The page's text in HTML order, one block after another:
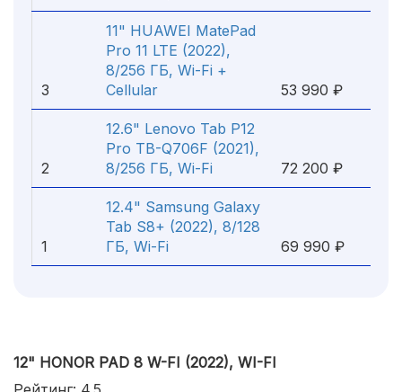
3
11" HUAWEI MatePad
Pro 11 LTE (2022),
8/256 ГБ, Wi-Fi +
Cellular
53 990 ₽
2
12.6" Lenovo Tab P12
Pro TB-Q706F (2021),
8/256 ГБ, Wi-Fi
72 200 ₽
1
12.4" Samsung Galaxy
Tab S8+ (2022), 8/128
ГБ, Wi-Fi
69 990 ₽
12" HONOR PAD 8 W-FI (2022), WI-FI